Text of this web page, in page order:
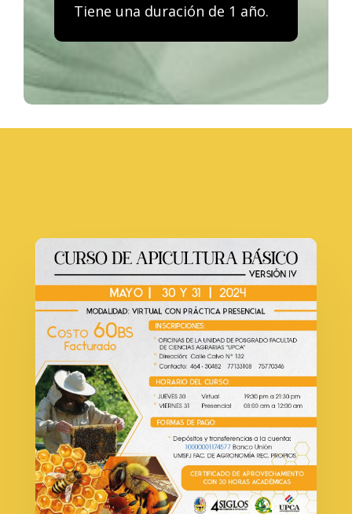
Tiene una duración de 1 año.